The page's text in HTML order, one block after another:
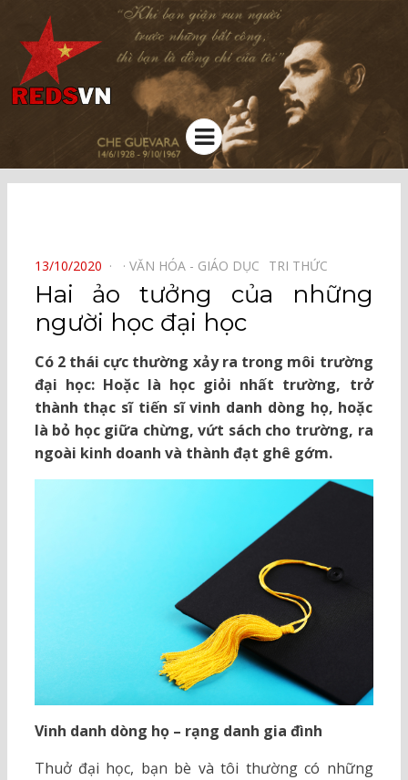
Kênh chia sẻ tri thức cộng đồng
Menu
POSTED
ON
13/10/2020 VĂN HÓA - GIÁO DỤC⠀ TRI THỨC⠀
Hai ảo tưởng của những
người học đại học
Có 2 thái cực thường xảy ra trong môi trường
đại học: Hoặc là học giỏi nhất trường, trở
thành thạc sĩ tiến sĩ vinh danh dòng họ, hoặc
là bỏ học giữa chừng, vứt sách cho trường, ra
ngoài kinh doanh và thành đạt ghê gớm.
Vinh danh dòng họ – rạng danh gia đình
Thuở đại học, bạn bè và tôi thường có những